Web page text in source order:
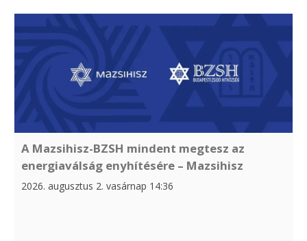
A Mazsihisz-BZSH mindent megtesz az
energiaválság enyhítésére – Mazsihisz
2026. augusztus 2. vasárnap 14:36